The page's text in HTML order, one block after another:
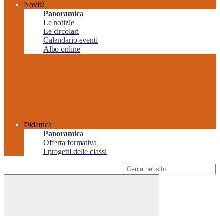
Novità
Panoramica
Le notizie
Le circolari
Calendario eventi
Albo online
Didattica
Panoramica
Offerta formativa
I progetti delle classi